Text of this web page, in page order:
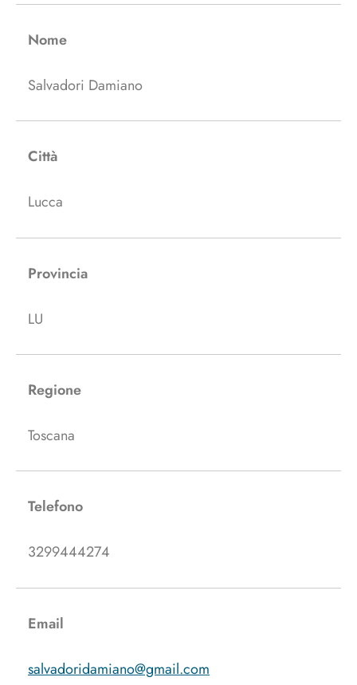
Nome
Salvadori Damiano
Città
Lucca
Provincia
LU
Regione
Toscana
Telefono
3299444274
Email
salvadoridamiano@gmail.com